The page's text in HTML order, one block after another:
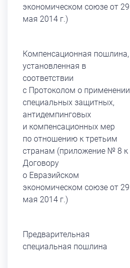
экономическом союзе от 29
мая 2014 г.)
Компенсационная пошлина,
установленная в
соответствии
с Протоколом о применении
специальных защитных,
антидемпинговых
и компенсационных мер
по отношению к третьим
странам (приложение № 8 к
Договору
о Евразийском
экономическом союзе от 29
мая 2014 г.)
Предварительная
специальная пошлина